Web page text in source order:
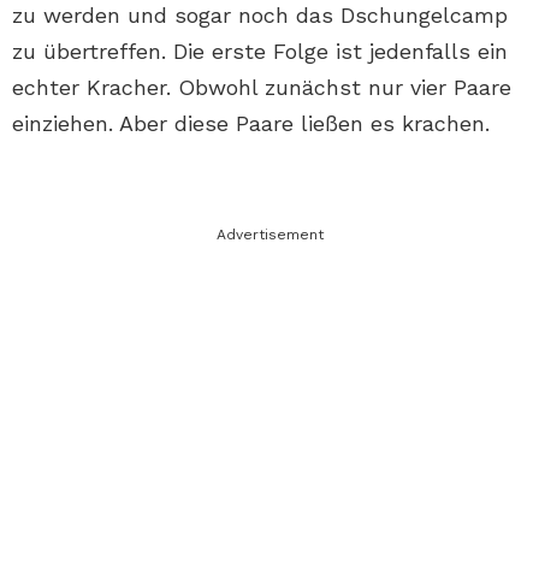
zu werden und sogar noch das Dschungelcamp
zu übertreffen. Die erste Folge ist jedenfalls ein
echter Kracher. Obwohl zunächst nur vier Paare
einziehen. Aber diese Paare ließen es krachen.
Advertisement